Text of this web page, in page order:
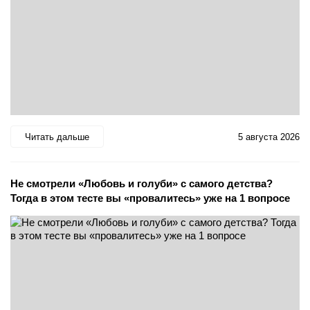
Читать дальше 5 августа 2026
Не смотрели «Любовь и голуби» с самого детства?
Тогда в этом тесте вы «провалитесь» уже на 1 вопросе